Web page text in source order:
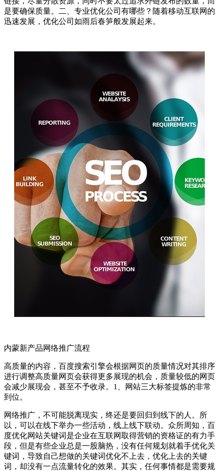
是要确保质量。二、专业优化公司有哪些？随着移动互联网的
迅速发展，优化公司如雨后春笋般发展起来。
内蒙新产品网络推广流程
高质量的内容，百度搜索引擎会根据网页的质量情况对其排序
进行调整高质量网页会获得更多展现的机会，质量较低的网页
会减少展现会，甚至不予收录。1、网站三大标签提炼的非常
到位。
网络推广，不可能脱离现实，终还是要回归到线下的人。所
以，可以在线下举办一些活动，线上线下联动。众所周知，百
度优化网站关键词是企业在互联网取得营销的资格证的有力手
段，但是有些企业总是一股脑热，没有任何规划就着手优化关
键词，导致自己想做的关键词优化不上去，优化上去的关键
词，却没有一点流量转化的效果。其实，任何事情都是需要规